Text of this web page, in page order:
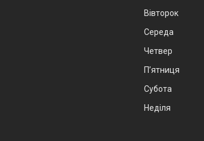
Вівторок
Середа
Четвер
Пʼятниця
Субота
Неділя